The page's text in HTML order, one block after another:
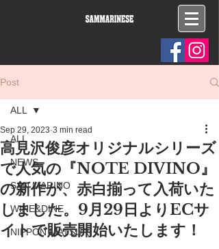
Post
ALL
NEWS
SAN MARINO
WINE&DINE
NIPPON MATSURI
ALL
高見沢俊彦オリジナルシリーズ
で人気の『NOTE DIVINO』
の新作が、赤白揃って入荷いた
しました。9月29日よりECサ
イトで販売開始いたします！
Sep 29, 2023 3 min read